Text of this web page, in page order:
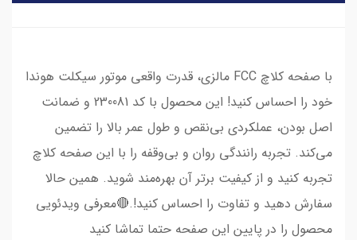
با صفحه کلاچ FCC مالزی، قدرت واقعی موتور سیکلت هوندا
خود را احساس کنید! این محصول با کد 230081 و ضمانت
اصل بودن، عملکردی بی‌نقص و طول عمر بالا را تضمین
می‌کند. تجربه رانندگی روان و بی‌وقفه را با این صفحه کلاچ
تجربه کنید و از کیفیت برتر آن بهره‌مند شوید. همین حالا
سفارش دهید و تفاوت را احساس کنید!.🔴معرفی ویدئویی
محصول را در پایین این صفحه حتما تماشا کنید